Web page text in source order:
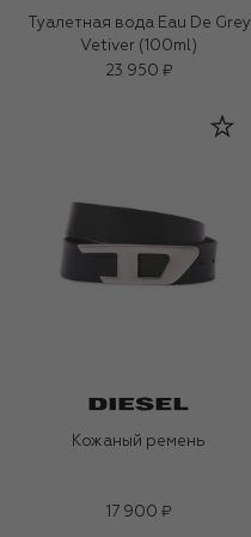
Туалетная вода Eau De Grey
Vetiver (100ml)
23 950 ₽
Кожаный ремень
17 900 ₽